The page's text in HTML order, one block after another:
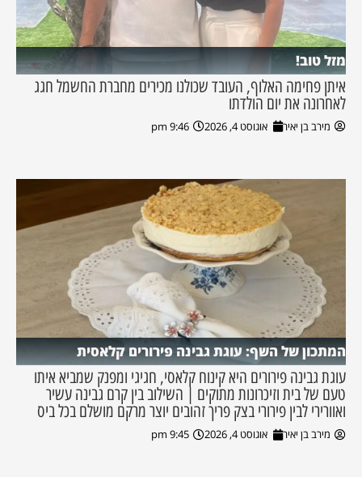
מזל טוב!
איתן פחימה האלוף, העובד שכולנו מכירים מחברת החשמל חגג
לאחרונה את יום הולדתו
מירב בן יאיר אוגוסט 4, 2026 9:46 pm
המתכון של השף: עוגת גבינה פירורים קלאסית
עוגת גבינה פירורים היא קינוח קלאסי, חגיגי ומפנק שמביא איתו
טעם של בית וזיכרונות מתוקים | השילוב בין קרם גבינה עשיר
ואוורירי לבין פירורי בצק פריך זהובים יוצר מרקם מושלם בכל ביס
מירב בן יאיר אוגוסט 4, 2026 9:45 pm